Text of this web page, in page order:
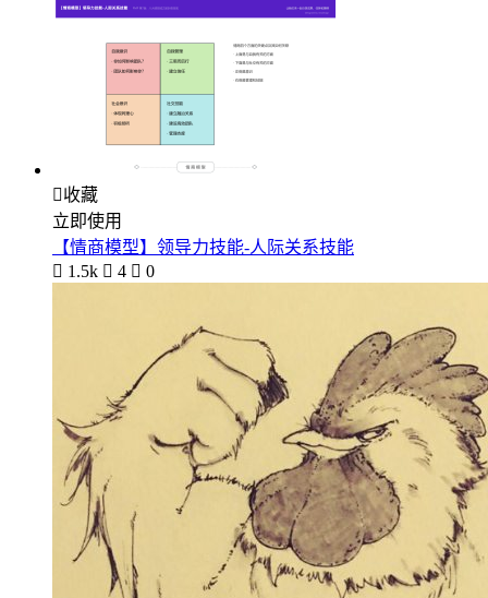
收藏
立即使用
【情商模型】领导力技能-人际关系技能
 1.5k  4  0